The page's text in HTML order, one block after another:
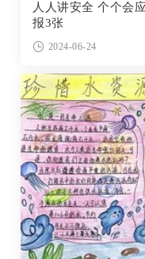
人人讲安全 个个会
报3张
2024-06-24